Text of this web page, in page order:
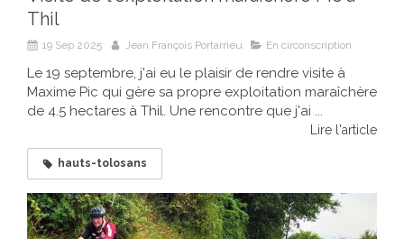
Thil
19 Sep 2025 Jean François Portarrieu En circonscription
Le 19 septembre, j'ai eu le plaisir de rendre visite à
Maxime Pic qui gère sa propre exploitation maraîchère
de 4.5 hectares à Thil. Une rencontre que j'ai ...
Lire l'article
hauts-tolosans